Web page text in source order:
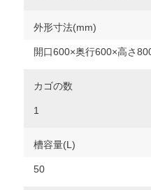
外形寸法(mm)
開口600×奥行600×高さ
カゴの数
1
槽容量(L)
50